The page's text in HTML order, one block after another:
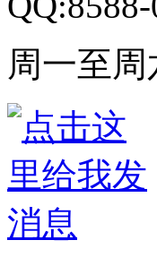
周一至周